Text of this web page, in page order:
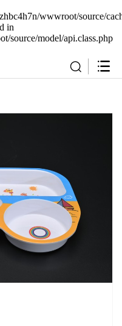
wwwroot/source/
in
source/model/api.class.php